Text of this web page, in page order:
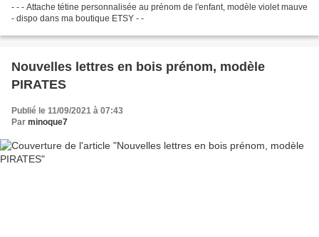
- - - Attache tétine personnalisée au prénom de l'enfant, modèle violet mauve
- dispo dans ma boutique ETSY - -
Nouvelles lettres en bois prénom, modèle
PIRATES
Publié le 11/09/2021 à 07:43
Par minoque7